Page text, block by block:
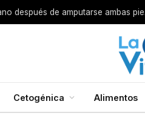
Cetogénica Alimentos